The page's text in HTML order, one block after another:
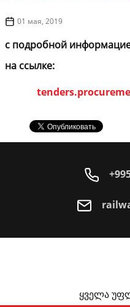
01 мая, 2019
с подробной
на ссылке:
ყველა